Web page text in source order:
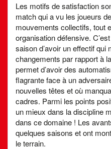
Les motifs de satisfaction
match qui a vu les joueurs
mouvements collectifs, tout
organisation défensive.
saison d’avoir un effectif qui
changements par rapport à
permet d’avoir des
flagrante face à un
nouvelles têtes et où
cadres. Parmi les points
un mieux dans la discipline
dans ce domaine ! Les
quelques saisons et ont
le terrain.